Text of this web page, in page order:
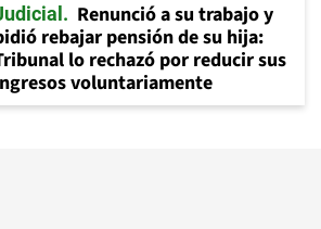
Renunció a su trabajo y
rebajar pensión de su hija:
lo rechazó por reducir sus
voluntariamente